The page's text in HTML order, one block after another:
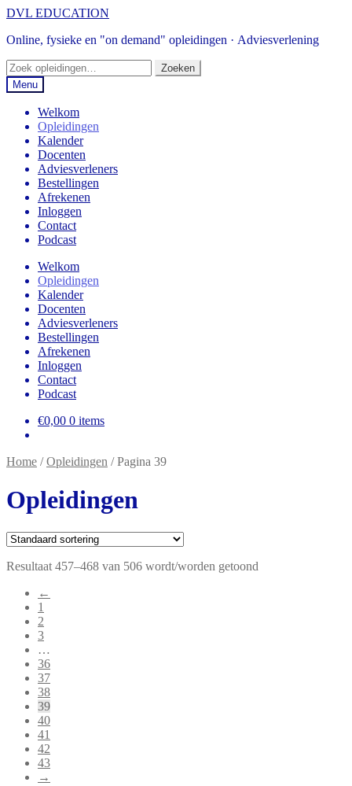
Ga
naar
Ga
de
DVL EDUCATION
Online, fysieke en "on demand" opleidingen · Adviesverlening
Zoeken
naar:
Zoeken
Menu
Welkom
Opleidingen
Kalender
Docenten
Adviesverleners
Bestellingen
Afrekenen
Inloggen
Contact
Podcast
Welkom
Opleidingen
Kalender
Docenten
Adviesverleners
Bestellingen
Afrekenen
Inloggen
Contact
Podcast
€0,00 0 items
Home /Opleidingen /Pagina 39
Opleidingen
Resultaat 457–468 van 506 wordt/worden getoond
←
1
2
3
…
36
37
38
39
40
41
42
43
→